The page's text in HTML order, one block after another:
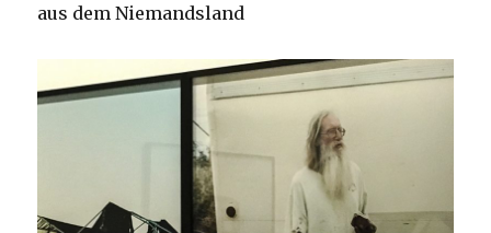
aus dem Niemandsland